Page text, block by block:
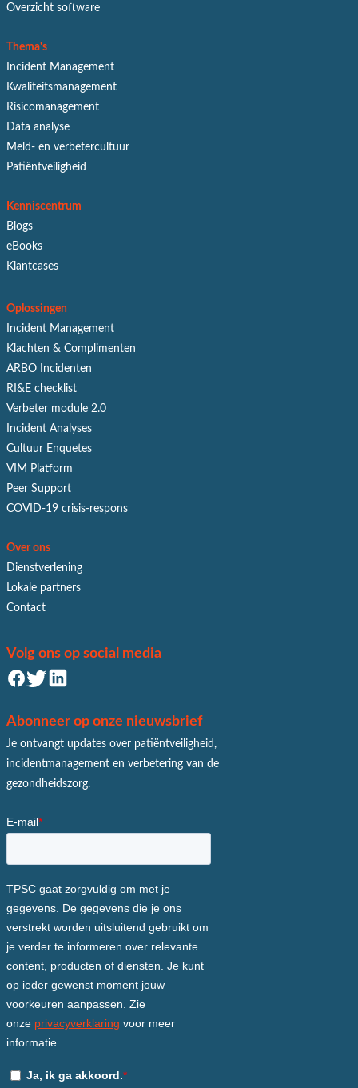
Overzicht software
Thema's
Incident Management
Kwaliteitsmanagement
Risicomanagement
Data analyse
Meld- en verbetercultuur
Patiëntveiligheid
Kenniscentrum
Blogs
eBooks
Klantcases
Oplossingen
Incident Management
Klachten & Complimenten
ARBO Incidenten
RI&E checklist
Verbeter module 2.0
Incident Analyses
Cultuur Enquetes
VIM Platform
Peer Support
COVID-19 crisis-respons
Over ons
Dienstverlening
Lokale partners
Contact
Volg ons op social media
Abonneer op onze nieuwsbrief
Je ontvangt updates over patiëntveiligheid,
incidentmanagement en verbetering van de
gezondheidszorg.